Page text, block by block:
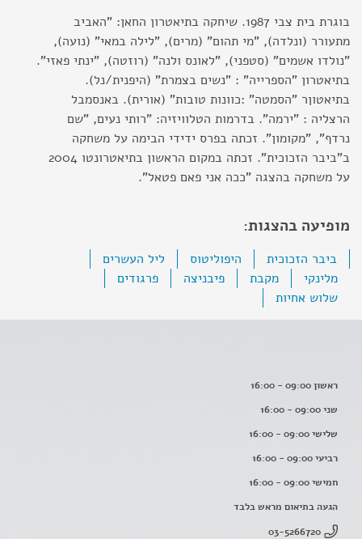
בוגרת בית צבי 1987. שיחקה בתיאטרון החאן: "האביב
מתעורר (ונלדה), "מי תהום" (מרים), "לילה במאי" (נועה),
"נולדו אשמים" (סטפני), "לאונס ולנה" (רוזטה), "ינתי פאזי".
בתיאטרון "הספרייה" : "נשים בצמרת" (היפנית/נל).
בתיאטוןר "הסמטה" :כוונות טובות" (אורית). באנסמבל
הרצליה : "ירמה". בדרמות הטלוויזיה: "רותי נעים, "שם
נרדף", "מקומון". זכתה בפרס ידידי הבימה על משחקה
ב"ביבר הזכוכית". זכתה במקום הראשון בתיאטרונטו 2004
על משחקה בהצגה "ככה אני פאם פטאל".
מופיעה בהצגות:
ביבר הזכוכית היפוליטוס
ליל העשרים
מלינקי
מקבת פיבניצה
פרגודים
שלוש אחיות
ראשון 09:00 - 16:00
שני 09:00 - 16:00
שלישי 09:00 - 16:00
רביעי 09:00 - 16:00
חמישי 09:00 - 16:00
הגעה בתיאום מראש בלבד
03-5266720